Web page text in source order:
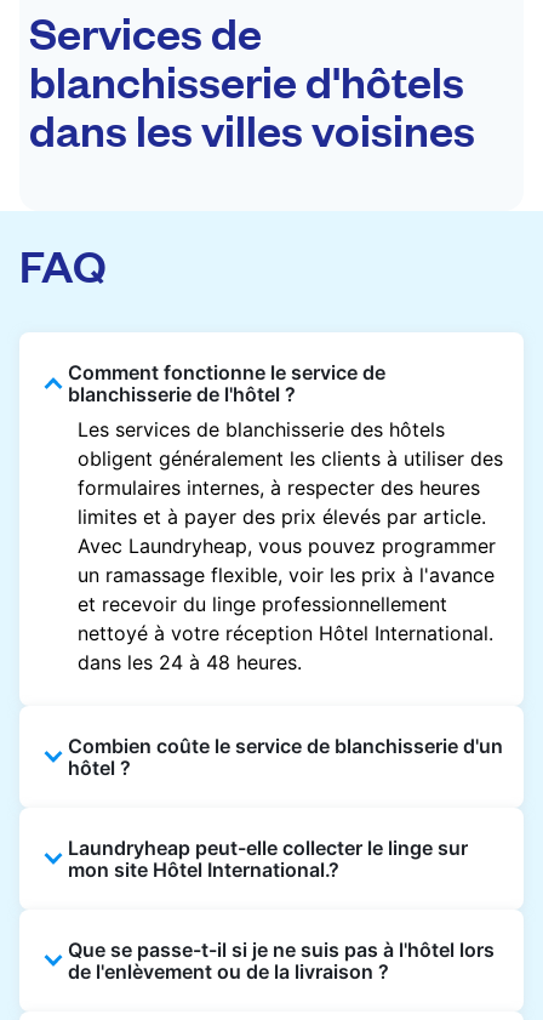
Services de
blanchisserie d'hôtels
dans les villes voisines
FAQ
Comment fonctionne le service de
blanchisserie de l'hôtel ?
Les services de blanchisserie des hôtels
obligent généralement les clients à utiliser des
formulaires internes, à respecter des heures
limites et à payer des prix élevés par article.
Avec Laundryheap, vous pouvez programmer
un ramassage flexible, voir les prix à l'avance
et recevoir du linge professionnellement
nettoyé à votre réception Hôtel International.
dans les 24 à 48 heures.
Combien coûte le service de blanchisserie d'un
hôtel ?
fonction de l'établissement et du vêtement et
sont souvent beaucoup plus élevés.
transparente, basée sur les articles, de sorte
que vous ne payez que pour ce que vous
Laundryheap peut-elle collecter le linge sur
mon site Hôtel International.?
directement à la réception de l'hôtel à l'heure
prévue et vous restituer les articles nettoyés
Que se passe-t-il si je ne suis pas à l'hôtel lors
de l'enlèvement ou de la livraison ?